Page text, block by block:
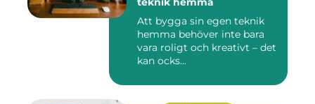
Att bygga sin egen teknik
hemma behöver inte bara
vara roligt och kreativt – det
kan ocks...